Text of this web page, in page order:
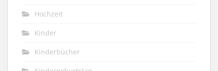
Hochzeit
Kinder
Kinderbücher